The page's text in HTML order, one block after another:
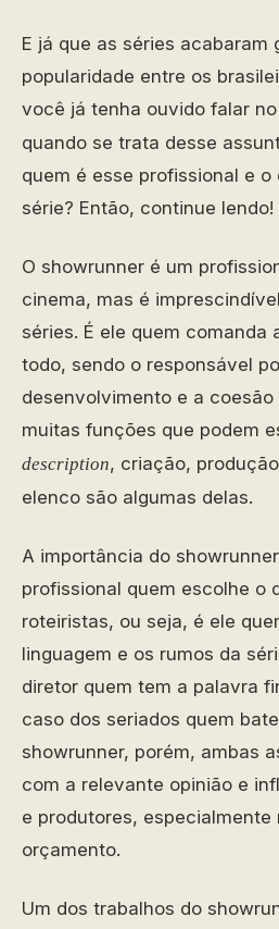
E já que as séries acabaram
popularidade entre os
você já tenha ouvido falar
quando se trata desse
quem é esse profissional e
série? Então, continue lendo!
O showrunner é um
cinema, mas é
séries. É ele quem comanda
todo, sendo o responsável
desenvolvimento e a coesão
muitas funções que podem
description, criação,
elenco são algumas delas.
A importância do
profissional quem escolhe o
roteiristas, ou seja, é ele
linguagem e os rumos da
diretor quem tem a palavra
caso dos seriados quem
showrunner, porém, ambas
com a relevante opinião e
e produtores, especialmente
orçamento.
Um dos trabalhos do